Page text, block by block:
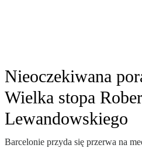
Nieoczekiwana
Wielka stopa
Lewandowskiego
Barcelonie przyda się przerwa na